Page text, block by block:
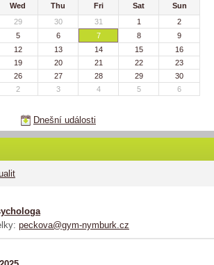
Wed Thu Fri Sat
Sun
29 30 31 1
2
5 6 7 8
9
12 13 14 15
16
19 20 21 22
23
26 27 28 29
30
2 3 4 5 6
Dnešní události
peckova@gym-nymburk.cz